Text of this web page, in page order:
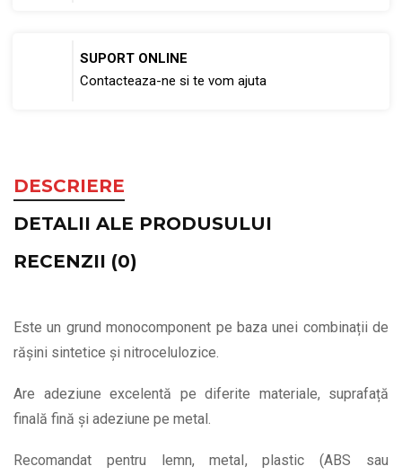
SUPORT ONLINE
Contacteaza-ne si te vom ajuta
DESCRIERE
DETALII ALE PRODUSULUI
RECENZII (0)
Este un grund monocomponent pe baza unei combinații de
rășini sintetice și nitrocelulozice.
Are adeziune excelentă pe diferite materiale, suprafață
finală fină și adeziune pe metal.
Recomandat pentru lemn, metal, plastic (ABS sau